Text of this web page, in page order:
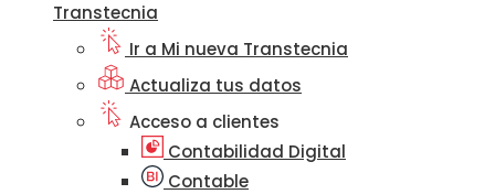
Transtecnia
Ir a Mi nueva Transtecnia
Actualiza tus datos
Acceso a clientes
Contabilidad Digital
Contable